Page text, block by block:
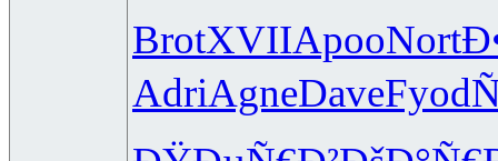
BrotXVIIApooNort
AdriAgneDaveFyod